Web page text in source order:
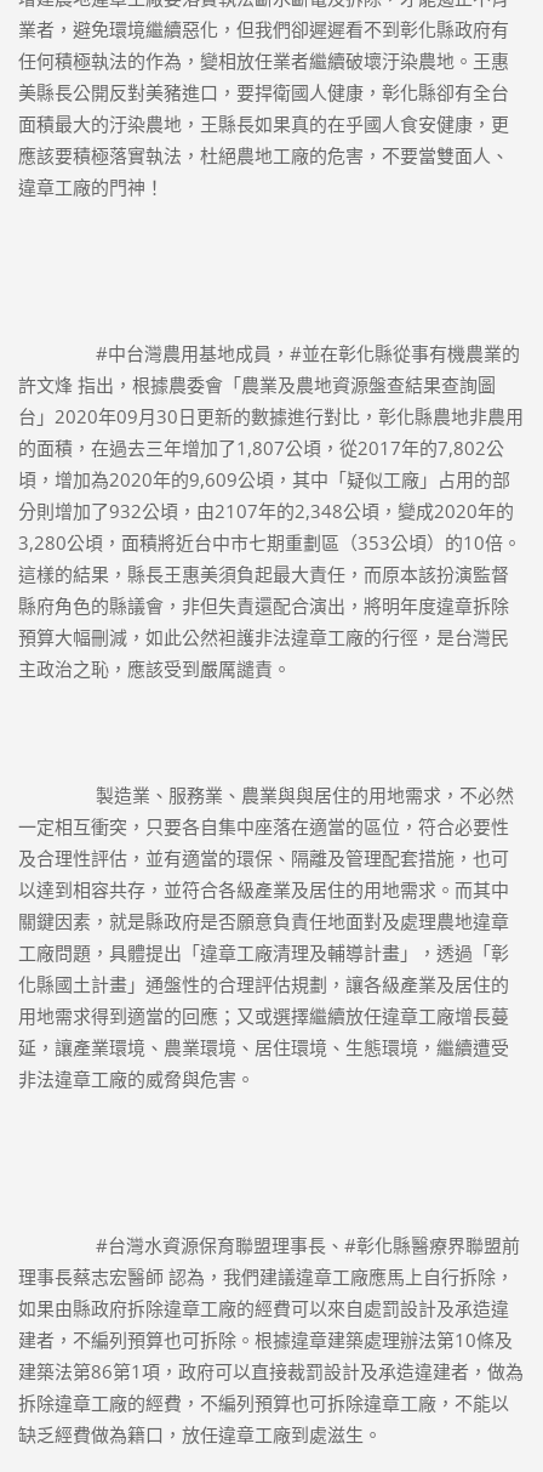
業者，避免環境繼續惡化，但我們卻遲遲看不到彰化縣政府有
任何積極執法的作為，變相放任業者繼續破壞汙染農地。王惠
美縣長公開反對美豬進口，要捍衛國人健康，彰化縣卻有全台
面積最大的汙染農地，王縣長如果真的在乎國人食安健康，更
應該要積極落實執法，杜絕農地工廠的危害，不要當雙面人、
違章工廠的門神！
#中台灣農用基地成員 ， #並在彰化縣從事有機農業的
許文烽 指出，根據農委會「農業及農地資源盤查結果查詢圖
台」2020年09月30日更新的數據進行對比，彰化縣農地非農用
的面積，在過去三年增加了1,807公頃，從2017年的7,802公
頃，增加為2020年的9,609公頃，其中「疑似工廠」占用的部
分則增加了932公頃，由2107年的2,348公頃，變成2020年的
3,280公頃，面積將近台中市七期重劃區（353公頃）的10倍。
這樣的結果，縣長王惠美須負起最大責任，而原本該扮演監督
縣府角色的縣議會，非但失責還配合演出，將明年度違章拆除
預算大幅刪減，如此公然袒護非法違章工廠的行徑，是台灣民
主政治之恥，應該受到嚴厲譴責。
一定相互衝突，只要各自集中座落在適當的區位，符合必要性
及合理性評估，並有適當的環保、隔離及管理配套措施，也可
以達到相容共存，並符合各級產業及居住的用地需求。而其中
關鍵因素，就是縣政府是否願意負責任地面對及處理農地違章
工廠問題，具體提出「違章工廠清理及輔導計畫」，透過「彰
化縣國土計畫」通盤性的合理評估規劃，讓各級產業及居住的
用地需求得到適當的回應；又或選擇繼續放任違章工廠增長蔓
延，讓產業環境、農業環境、居住環境、生態環境，繼續遭受
非法違章工廠的威脅與危害。
#台灣水資源保育聯盟理事長、 #彰化縣醫療界聯盟前
理事長蔡志宏醫師 認為，我們建議違章工廠應馬上自行拆除，
如果由縣政府拆除違章工廠的經費可以來自處罰設計及承造違
建者，不編列預算也可拆除。根據違章建築處理辦法第10條及
建築法第86第1項，政府可以直接裁罰設計及承造違建者，做為
拆除違章工廠的經費，不編列預算也可拆除違章工廠，不能以
缺乏經費做為籍口，放任違章工廠到處滋生。